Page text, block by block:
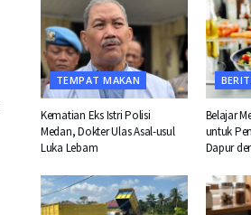
TEMPAT MAKAN
Kematian Eks Istri Polisi
Medan, Dokter Ulas Asal-usul
Luka Lebam
Belajar
untuk
Dapur